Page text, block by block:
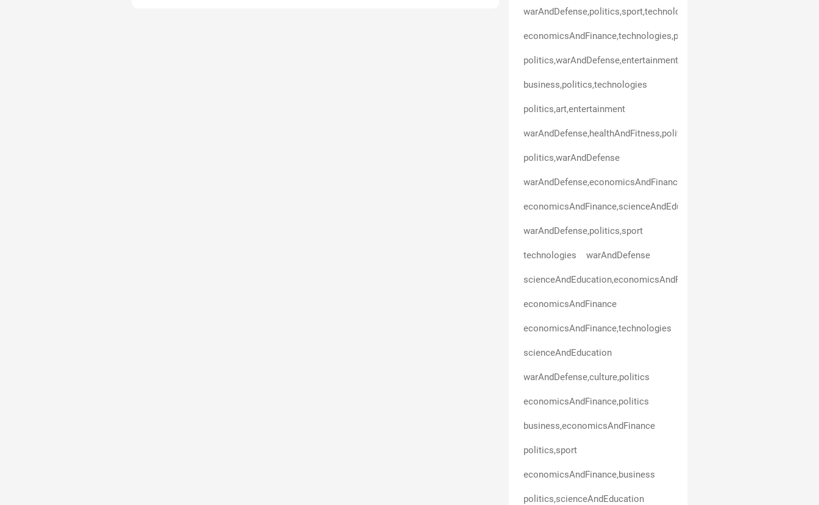
warAndDefense,politics,sport,technologies
politics,warAndDefense,entertainment,technologies
business,politics,technologies
politics,art,entertainment
warAndDefense,healthAndFitness,politics
politics,warAndDefense
warAndDefense,economicsAndFinance
warAndDefense,politics,sport
technologies warAndDefense
scienceAndEducation,economicsAndFinance
economicsAndFinance
economicsAndFinance,technologies
scienceAndEducation
warAndDefense,culture,politics
economicsAndFinance,politics
business,economicsAndFinance
politics,sport
economicsAndFinance,business
politics,scienceAndEducation